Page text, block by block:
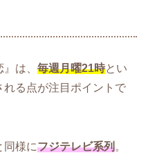
は、 毎週月曜21時とい
れる点が注目ポイントで
同様にフジテレビ系列。